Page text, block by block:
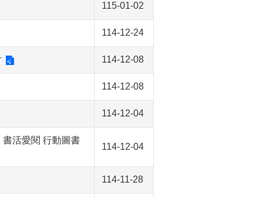
115-01-02
114-12-24
114-12-08
114-12-08
114-12-04
活愛閱 行動圖書
114-12-04
114-11-28